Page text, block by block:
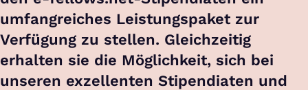
umfangreiches Leistungspaket zur
Verfügung zu stellen. Gleichzeitig
erhalten sie die Möglichkeit, sich bei
unseren exzellenten Stipendiaten und